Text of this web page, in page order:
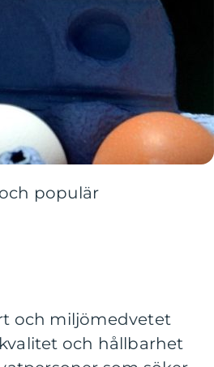
populär
och miljömedvetet
och hållbarhet